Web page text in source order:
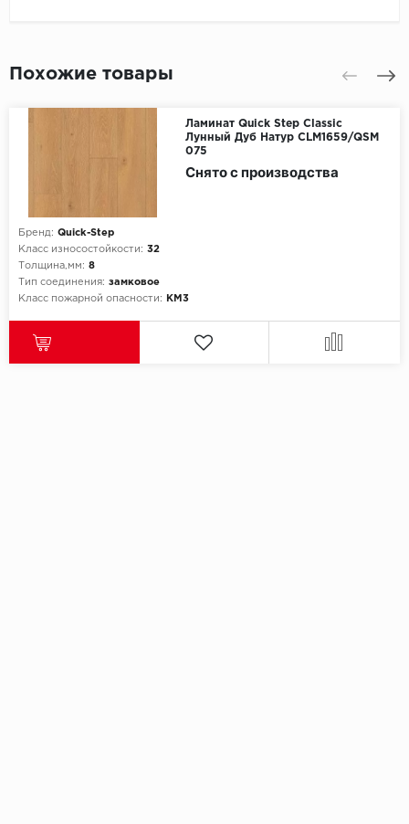
Похожие товары
Ламинат Quick Step Classic
Лунный Дуб Натур CLM1659/QSM
075
Бренд: Quick-Step
Класс износостойкости: 32
Толщина,мм: 8
Тип соединения: замковое
Класс пожарной опасности:
КМ3
Снято с производства